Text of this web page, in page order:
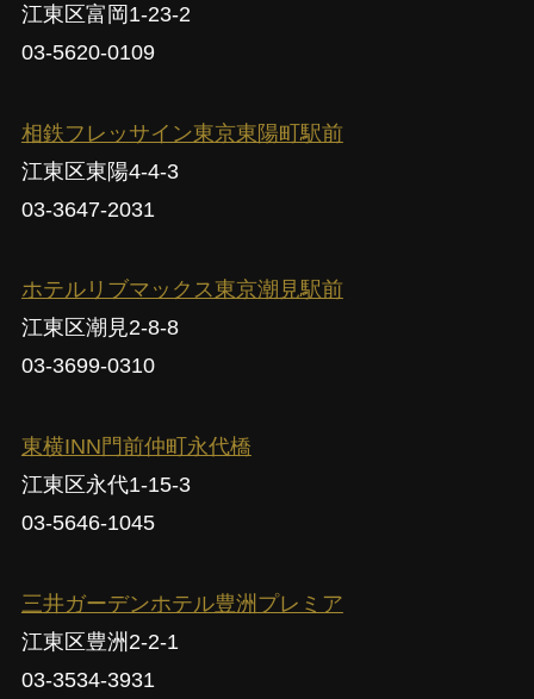
江東区富岡1-23-2
03-5620-0109
相鉄フレッサイン東京東陽町駅前
江東区東陽4-4-3
03-3647-2031
ホテルリブマックス東京潮見駅前
江東区潮見2-8-8
03-3699-0310
東横INN門前仲町永代橋
江東区永代1-15-3
03-5646-1045
三井ガーデンホテル豊洲プレミア
江東区豊洲2-2-1
03-3534-3931